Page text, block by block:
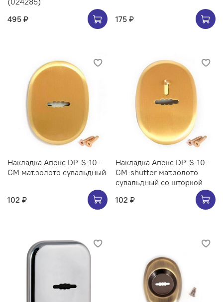
495 ₽
175 ₽
Накладка Апекс DP-S-10-
GM мат.золото сувальдный
102 ₽
Накладка Апекс DP-S-10-
GM-shutter мат.золото
сувальдный со шторкой
102 ₽